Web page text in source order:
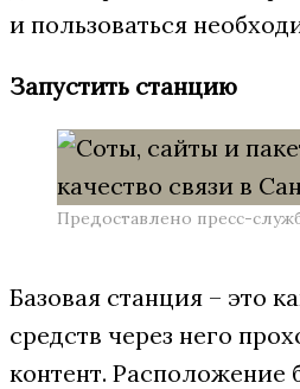
и пользоваться
Запустить станцию
Предоставлено пресс-
Базовая станция – это
средств через него
контент. Расположение